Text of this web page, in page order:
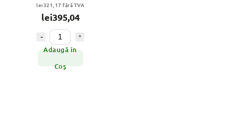
lei321,17 fără TVA
lei395,04
Adaugă în
Coş